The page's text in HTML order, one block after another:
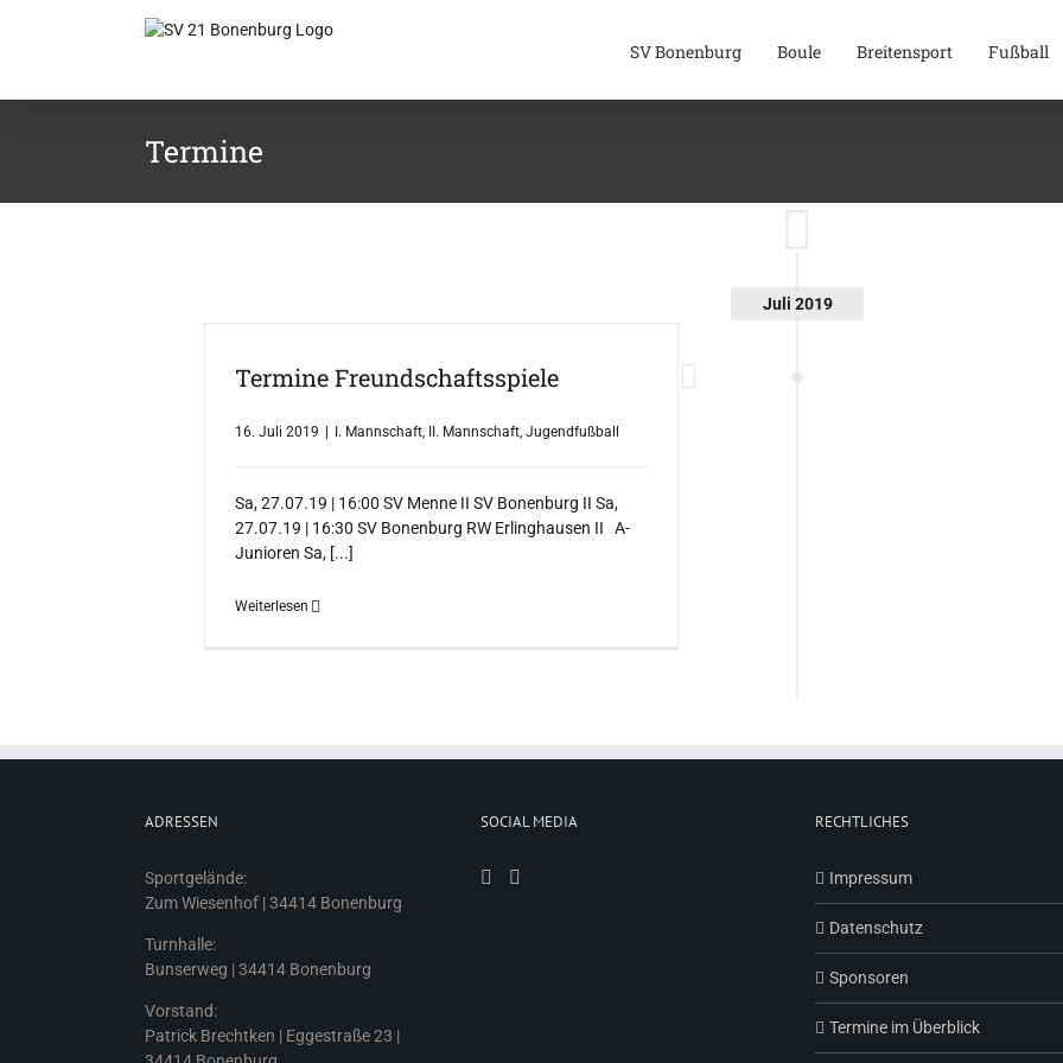
SV Bonenburg Boule Breitensport Fußball
Termine
Juli 2019
Termine Freundschaftsspiele
16. Juli 2019 | I. Mannschaft II. Mannschaft Jugendfußball
Sa, 27.07.19 | 16:00 SV Menne II SV Bonenburg II Sa,
27.07.19 | 16:30 SV Bonenburg RW Erlinghausen II A-
Junioren Sa, [...]
Weiterlesen
ADRESSEN
Sportgelände:
Zum Wiesenhof | 34414 Bonenburg
Turnhalle:
Bunserweg | 34414 Bonenburg
Vorstand:
Patrick Brechtken | Eggestraße 23 |
SOCIAL MEDIA RECHTLICHES
Impressum
Datenschutz
Sponsoren
Termine im Überblick